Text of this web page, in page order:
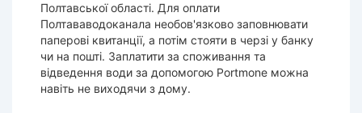
Полтавської області. Для оплати
Полтававодоканала необов'язково заповнювати
паперові квитанції, а потім стояти в черзі у банку
чи на пошті. Заплатити за споживання та
відведення води за допомогою Portmone можна
навіть не виходячи з дому.